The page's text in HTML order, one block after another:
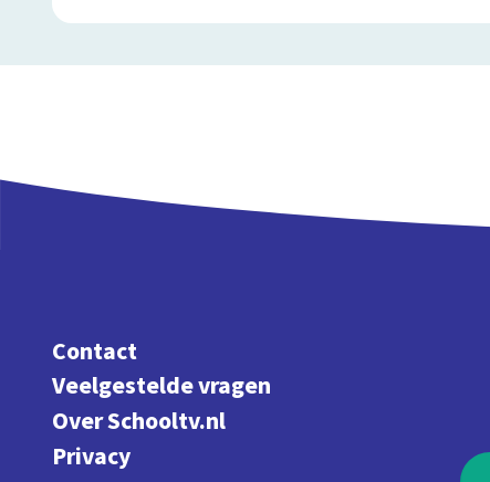
Contact
Veelgestelde vragen
Over Schooltv.nl
Privacy